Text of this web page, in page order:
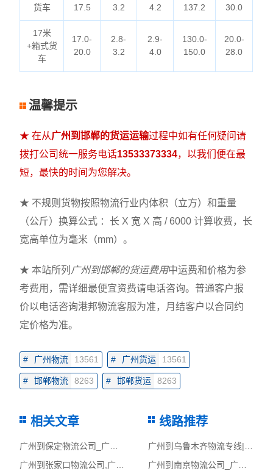
货车
17.5
3.2
4.2
137.2
30.0
17米
+箱式货
车
17.0-
20.0
2.8-
3.2
2.9-
4.0
130.0-
150.0
20.0-
28.0
温馨提示
★ 在从广州到邯郸的货运运输过程中如有任何疑问请
拨打公司统一服务电话13533373334，以我们便在最
短，最快的时间为您解决。
★ 不规则货物按照物流行业内体积（立方）和重量
（公斤）换算公式 ：长 X 宽 X 高 / 6000 计算收费，长
宽高单位为毫米（mm）。
★ 本站所列 广州到邯郸的货运费用中运费和价格为参
考费用，需详细最便宜资费请电话咨询。普通客户报
价以电话咨询港邦物流客服为准，月结客户以合同约
定价格为准。
# 广州物流 13561 # 广州货运 13561
# 邯郸物流 8263 # 邯郸货运 8263
相关文章 线路推荐